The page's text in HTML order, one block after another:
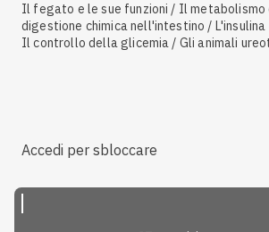
Il fegato e le sue funzioni / Il metabolismo
digestione chimica nell'intestino /
Il controllo della glicemia / Gli animali
Accedi per sbloccare